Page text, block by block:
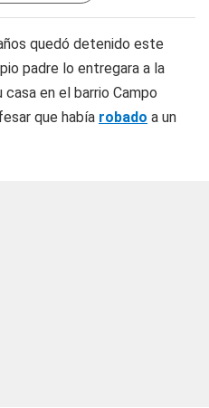
quedó detenido este
padre lo entregara a la
en el barrio Campo
que había robado a un